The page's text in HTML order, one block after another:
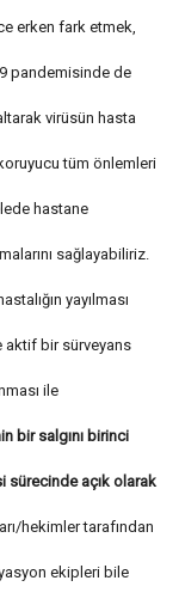
erken fark etmek,
pandemisinde de
virüsün hasta
tüm önlemleri
hastane
sağlayabiliriz.
yayılması
aktif bir sürveyans
ile
bir salgını birinci
sürecinde açık olarak
hekimler tarafından
ekipleri bile